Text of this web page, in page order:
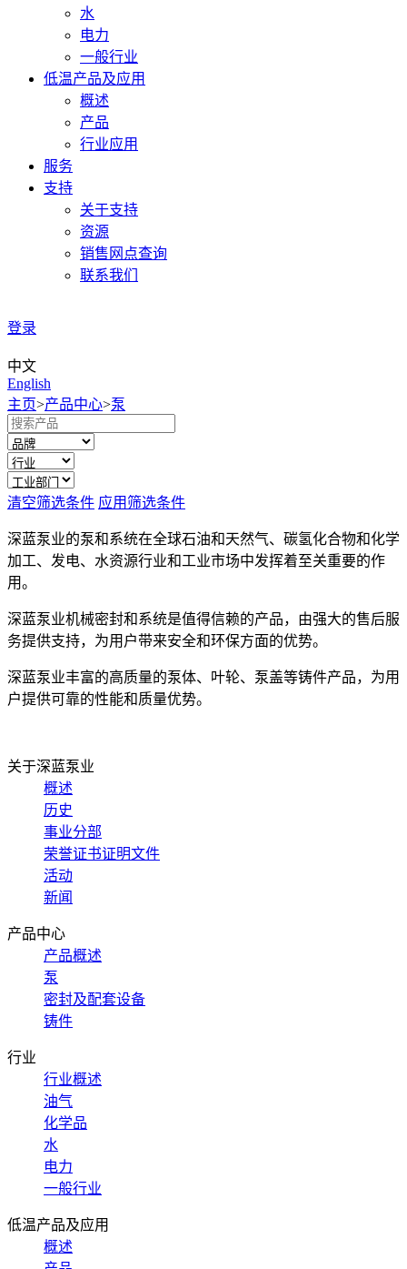
水
电力
一般行业
低温产品及应用
概述
产品
行业应用
服务
支持
关于支持
资源
销售网点查询
联系我们
登录
中文
English
主页>产品中心>泵
清空筛选条件 应用筛选条件
深蓝泵业的泵和系统在全球石油和天然气、碳氢化合物和化学
加工、发电、水资源行业和工业市场中发挥着至关重要的作
用。
深蓝泵业机械密封和系统是值得信赖的产品，由强大的售后服
务提供支持，为用户带来安全和环保方面的优势。
深蓝泵业丰富的高质量的泵体、叶轮、泵盖等铸件产品，为用
户提供可靠的性能和质量优势。
关于深蓝泵业
概述
历史
事业分部
荣誉证书证明文件
活动
新闻
产品中心
产品概述
泵
密封及配套设备
铸件
行业
行业概述
油气
化学品
水
电力
一般行业
低温产品及应用
概述